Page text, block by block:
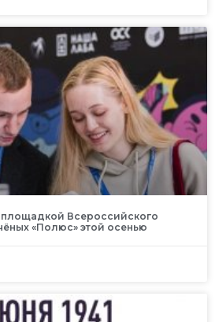
площадкой Всероссийского
«Полюс» этой осенью